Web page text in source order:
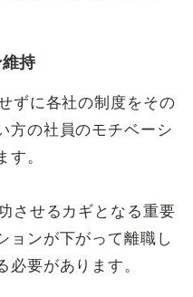
持
ずに各社の制度をその
方の社員のモチベーシ
す。
させるカギとなる重要
ョンが下がって離職し
必要があります。